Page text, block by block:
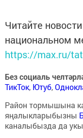
Читайте
национальном
https://max.ru/
Без социаль
ТикТок, Ютуб,
Район тормышына
яңалыкларыбызны
каналыбызда да